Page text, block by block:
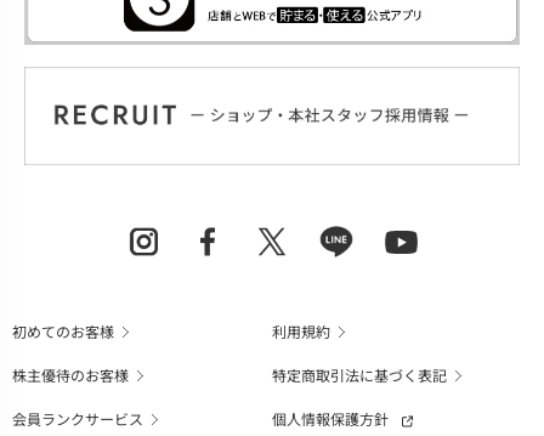
初めてのお客様
利用規約
株主優待のお客様
特定商取引法に基づく表記
会員ランクサービス
個人情報保護方針